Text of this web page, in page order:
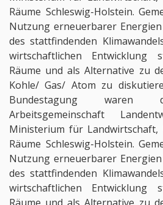
Räume Schleswig-Holstein.
Nutzung erneuerbarer
des stattfindenden
wirtschaftlichen Entwicklung
Räume und als Alternative zu
Kohle/ Gas/ Atom zu
Bundestagung waren
Arbeitsgemeinschaft
Ministerium für Landwirtschaft,
Räume Schleswig-Holstein.
Nutzung erneuerbarer
des stattfindenden
wirtschaftlichen Entwicklung